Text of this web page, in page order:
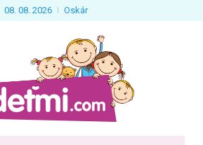
08. 08. 2026 Oskár